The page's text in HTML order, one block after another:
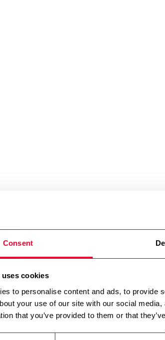
Consent
cookies
to personalise content and ads, to provide
your use of our site with our social
that you’ve provided to them or that
ekspertise og erfaring inden for salg og